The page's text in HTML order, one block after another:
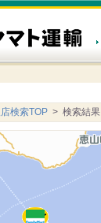
検索TOP > 検索結果